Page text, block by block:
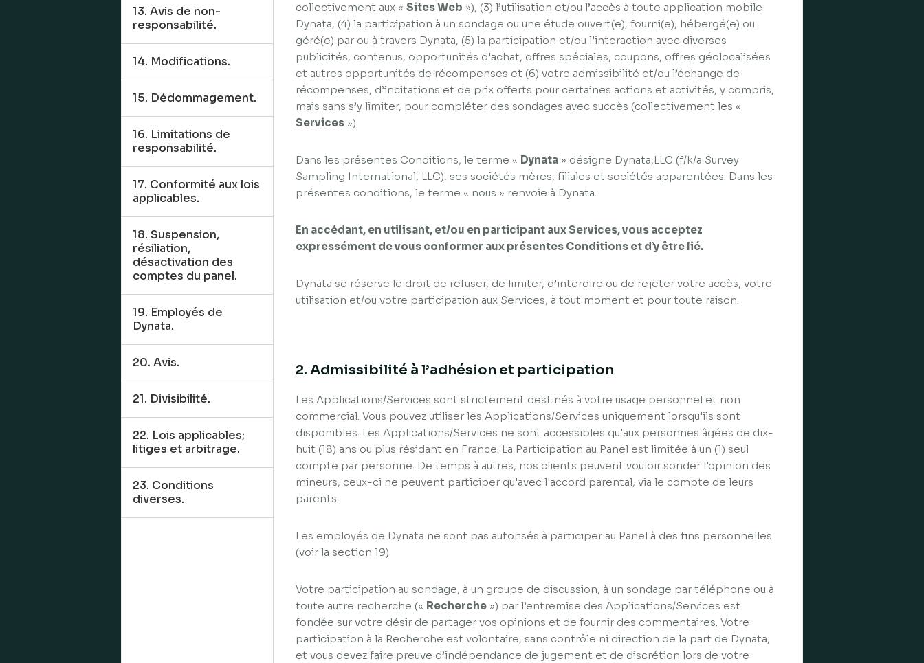
13. Avis de non-
responsabilité.
14. Modifications.
15. Dédommagement.
16. Limitations de
responsabilité.
17. Conformité aux lois
applicables.
18. Suspension,
résiliation,
désactivation des
comptes du panel.
19. Employés de
Dynata.
20. Avis.
21. Divisibilité.
22. Lois applicables;
litiges et arbitrage.
23. Conditions
diverses.
collectivement aux « Sites Web »), (3) l’utilisation et/ou l’accès à toute application mobile
Dynata, (4) la participation à un sondage ou une étude ouvert(e), fourni(e), hébergé(e) ou
géré(e) par ou à travers Dynata, (5) la participation et/ou l'interaction avec diverses
publicités, contenus, opportunités d'achat, offres spéciales, coupons, offres géolocalisées
et autres opportunités de récompenses et (6) votre admissibilité et/ou l’échange de
récompenses, d’incitations et de prix offerts pour certaines actions et activités, y compris,
mais sans s’y limiter, pour compléter des sondages avec succès (collectivement les «
Services »).
Dans les présentes Conditions, le terme « Dynata » désigne Dynata,LLC (f/k/a Survey
Sampling International, LLC), ses sociétés mères, filiales et sociétés apparentées. Dans les
présentes conditions, le terme « nous » renvoie à Dynata.
En accédant, en utilisant, et/ou en participant aux Services, vous acceptez
expressément de vous conformer aux présentes Conditions et d’y être lié.
Dynata se réserve le droit de refuser, de limiter, d’interdire ou de rejeter votre accès, votre
utilisation et/ou votre participation aux Services, à tout moment et pour toute raison.
2. Admissibilité à l’adhésion et participation
Les Applications/Services sont strictement destinés à votre usage personnel et non
commercial. Vous pouvez utiliser les Applications/Services uniquement lorsqu'ils sont
disponibles. Les Applications/Services ne sont accessibles qu'aux personnes âgées de dix-
huit (18) ans ou plus résidant en France. La Participation au Panel est limitée à un (1) seul
compte par personne. De temps à autres, nos clients peuvent vouloir sonder l'opinion des
mineurs, ceux-ci ne peuvent participer qu'avec l'accord parental, via le compte de leurs
parents.
Les employés de Dynata ne sont pas autorisés à participer au Panel à des fins personnelles
(voir la section 19).
Votre participation au sondage, à un groupe de discussion, à un sondage par téléphone ou à
toute autre recherche (« Recherche ») par l’entremise des Applications/Services est
fondée sur votre désir de partager vos opinions et de fournir des commentaires. Votre
participation à la Recherche est volontaire, sans contrôle ni direction de la part de Dynata,
et vous devez faire preuve d’indépendance de jugement et de discrétion lors de votre